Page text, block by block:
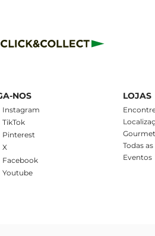
NOS
Instagram
TikTok
Pinterest
X
Facebook
Youtube
LOJAS
Todas
Eventos